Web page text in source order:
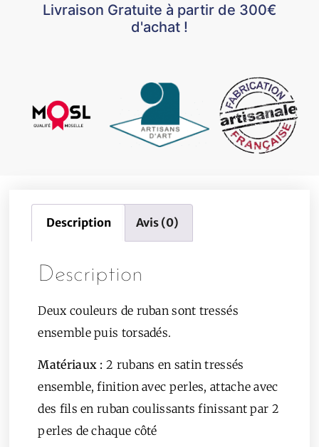
Livraison Gratuite à partir de 300€
d'achat !
Description Avis (0)
Description
Deux couleurs de ruban sont tressés
ensemble puis torsadés.
Matériaux :2 rubans en satin tressés
ensemble, finition avec perles, attache avec
des fils en ruban coulissants finissant par 2
perles de chaque côté